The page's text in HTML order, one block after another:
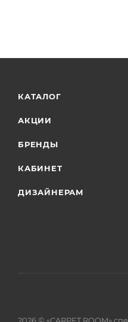
КАТАЛОГ
АКЦИИ
БРЕНДЫ
КАБИНЕТ
ДИЗАЙНЕРАМ